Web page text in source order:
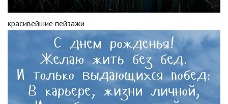
красивейшие пейзажи